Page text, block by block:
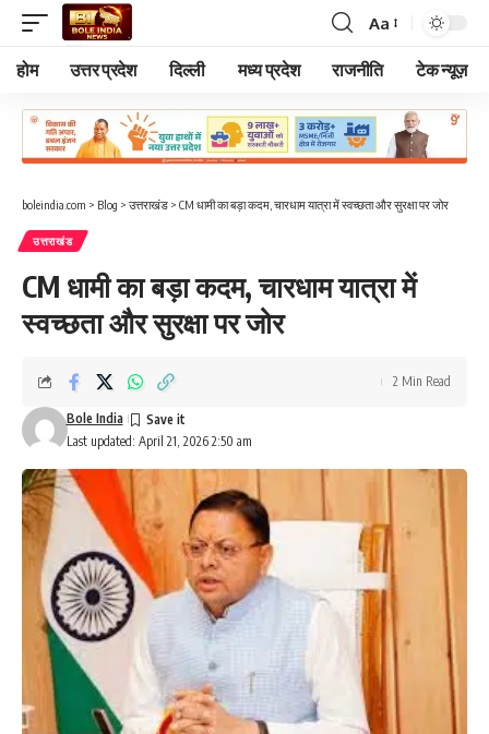
Font
Resizer
Aa
होम उत्तर प्रदेश दिल्ली मध्य प्रदेश राजनीति टेक न्यूज़
boleindia.com > Blog > उत्तराखंड > CM धामी का बड़ा कदम, चारधाम यात्रा में स्वच्छता और सुरक्षा पर जोर
उत्तराखंड
CM धामी का बड़ा कदम, चारधाम यात्रा में
स्वच्छता और सुरक्षा पर जोर
Last updated: April 21, 2026 2:50 am
Bole India
2 Min Read